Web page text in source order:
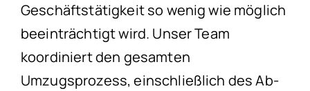
Geschäftstätigkeit so wenig wie möglich
beeinträchtigt wird. Unser Team
koordiniert den gesamten
Umzugsprozess, einschließlich des Ab-